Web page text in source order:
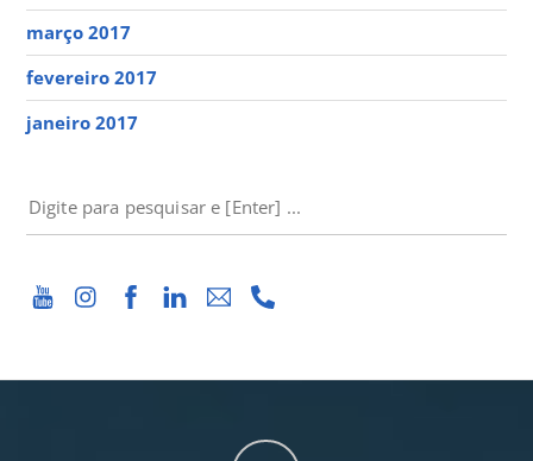
março 2017
fevereiro 2017
janeiro 2017
PESQUISAR